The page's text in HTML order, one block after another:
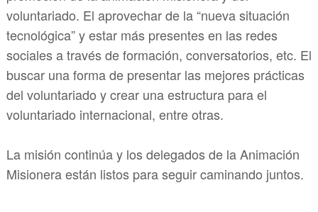
voluntariado. El aprovechar de la “nueva situación
tecnológica” y estar más presentes en las redes
sociales a través de formación, conversatorios, etc. El
buscar una forma de presentar las mejores prácticas
del voluntariado y crear una estructura para el
voluntariado internacional, entre otras.
La misión continúa y los delegados de la Animación
Misionera están listos para seguir caminando juntos.